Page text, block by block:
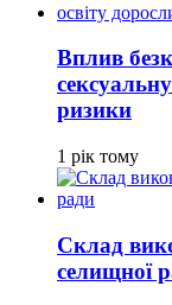
Вплив
ризики
1 рік тому
Склад
селищної